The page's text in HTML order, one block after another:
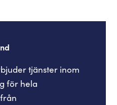
tjänster inom
för hela